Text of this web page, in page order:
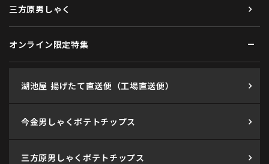
三方原男しゃく
オンライン限定特集
湖池屋 揚げたて直送便（工場直送便）
今金男しゃくポテトチップス
三方原男しゃくポテトチップス